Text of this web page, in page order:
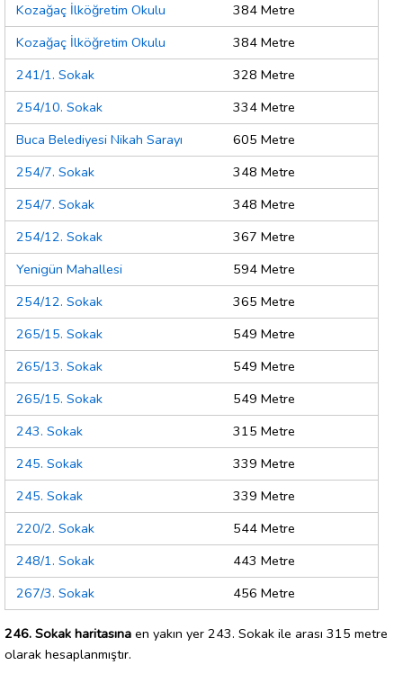
Kozağaç İlköğretim Okulu
384 Metre
Kozağaç İlköğretim Okulu
384 Metre
241/1. Sokak
328 Metre
254/10. Sokak
334 Metre
Buca Belediyesi Nikah Sarayı
605 Metre
254/7. Sokak
348 Metre
254/7. Sokak
348 Metre
254/12. Sokak
367 Metre
Yenigün Mahallesi
594 Metre
254/12. Sokak
365 Metre
265/15. Sokak
549 Metre
265/13. Sokak
549 Metre
265/15. Sokak
549 Metre
243. Sokak
315 Metre
245. Sokak
339 Metre
245. Sokak
339 Metre
220/2. Sokak
544 Metre
248/1. Sokak
443 Metre
267/3. Sokak
456 Metre
246. Sokak haritasına en yakın yer 243. Sokak ile arası 315 metre
olarak hesaplanmıştır.